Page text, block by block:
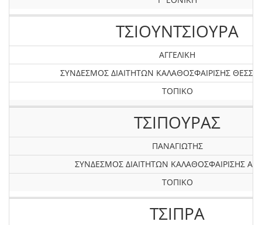
ΤΣΙΟΥΝΤΣΙΟΥΡΑ
ΑΓΓΕΛΙΚΗ
ΣΥΝΔΕΣΜΟΣ ΔΙΑΙΤΗΤΩΝ ΚΑΛΑΘΟΣΦΑΙΡΙΣΗΣ
ΤΟΠΙΚΟ
ΤΣΙΠΟΥΡΑΣ
ΠΑΝΑΓΙΩΤΗΣ
ΣΥΝΔΕΣΜΟΣ ΔΙΑΙΤΗΤΩΝ ΚΑΛΑΘΟΣΦΑΙΡΙΣΗΣ
ΤΟΠΙΚΟ
ΤΣΙΠΡΑ